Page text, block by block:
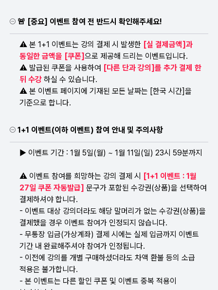
🚨 [중요] 이벤트 참여 전 반드시 확인해주세요!
⚠ 본 1+1 이벤트는 강의 결제 시 발생한 [실 결제금액]과
동일한 금액을 [쿠폰]으로 제공해 드리는 이벤트입니다.
⚠ 발급된 쿠폰을 사용하여 [다른 단과 강의]를 추가 결제 한
뒤 수강 하실 수 있습니다.
⚠ 본 이벤트 페이지에 기재된 모든 날짜는 [한국 시간]을
기준으로 합니다.
1+1 이벤트(이하 이벤트) 참여 안내 및 주의사항
▶ 이벤트 기간 : 1월 5일(월) ~ 1월 11일(일) 23시 59분까지
⚠ 이벤트 참여를 희망하는 강의 결제 시 [1+1 이벤트 : 1월
27일 쿠폰 자동발급] 문구가 포함된 수강권(상품)을 선택하여
결제하셔야 합니다.
- 이벤트 대상 강의더라도 해당 말머리가 없는 수강권(상품)을
결제했을 경우 이벤트 참여가 인정되지 않습니다.
- 무통장 입금(가상계좌) 결제 시에는 실제 입금까지 이벤트
기간 내 완료해주셔야 참여가 인정됩니다.
- 이전에 강의를 개별 구매하셨더라도 차액 환불 등의 소급
적용은 불가합니다.
- 본 이벤트는 다른 할인 쿠폰 및 이벤트 중복 적용이